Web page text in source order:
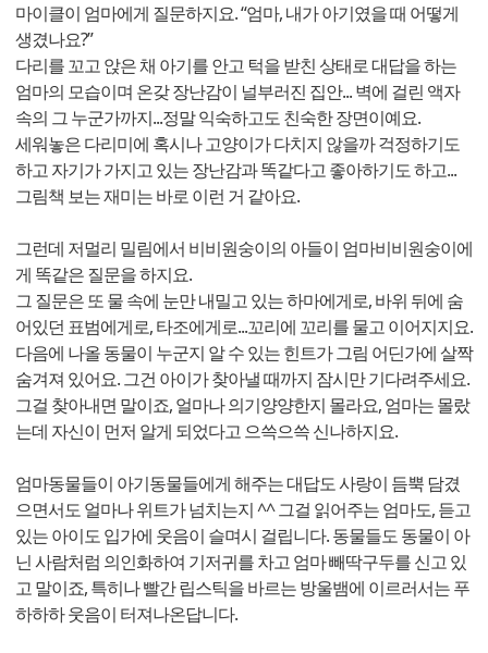
마이클이 엄마에게 질문하지요. “엄마, 내가 아기였을 때 어떻게
생겼나요?”
다리를 꼬고 앉은 채 아기를 안고 턱을 받친 상태로 대답을 하는
엄마의 모습이며 온갖 장난감이 널부러진 집안... 벽에 걸린 액자
속의 그 누군가까지...정말 익숙하고도 친숙한 장면이예요.
세워놓은 다리미에 혹시나 고양이가 다치지 않을까 걱정하기도
하고 자기가 가지고 있는 장난감과 똑같다고 좋아하기도 하고...
그림책 보는 재미는 바로 이런 거 같아요.
그런데 저멀리 밀림에서 비비원숭이의 아들이 엄마비비원숭이에
게 똑같은 질문을 하지요.
그 질문은 또 물 속에 눈만 내밀고 있는 하마에게로, 바위 뒤에 숨
어있던 표범에게로, 타조에게로...꼬리에 꼬리를 물고 이어지지요.
다음에 나올 동물이 누군지 알 수 있는 힌트가 그림 어딘가에 살짝
숨겨져 있어요. 그건 아이가 찾아낼 때까지 잠시만 기다려주세요.
그걸 찾아내면 말이죠, 얼마나 의기양양한지 몰라요, 엄마는 몰랐
는데 자신이 먼저 알게 되었다고 으쓱으쓱 신나하지요.
엄마동물들이 아기동물들에게 해주는 대답도 사랑이 듬뿍 담겼
으면서도 얼마나 위트가 넘치는지 ^^ 그걸 읽어주는 엄마도, 듣고
있는 아이도 입가에 웃음이 슬며시 걸립니다. 동물들도 동물이 아
닌 사람처럼 의인화하여 기저귀를 차고 엄마 빼딱구두를 신고 있
고 말이죠, 특히나 빨간 립스틱을 바르는 방울뱀에 이르러서는 푸
하하하 웃음이 터져나온답니다.